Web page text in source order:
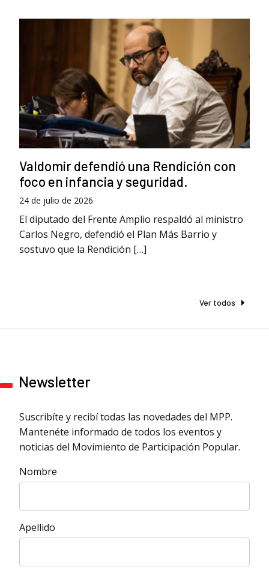
Valdomir defendió una Rendición con
foco en infancia y seguridad.
24 de julio de 2026
El diputado del Frente Amplio respaldó al ministro
Carlos Negro, defendió el Plan Más Barrio y
sostuvo que la Rendición […]
Ver todos
Newsletter
Suscribíte y recibí todas las novedades del MPP.
Mantenéte informado de todos los eventos y
noticias del Movimiento de Participación Popular.
Nombre
Apellido